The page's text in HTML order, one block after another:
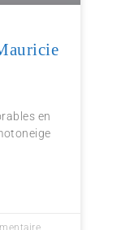
en